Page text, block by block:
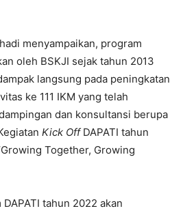
menyampaikan, program
oleh BSKJI sejak tahun 2013
langsung pada peningkatan
ke 111 IKM yang telah
dan konsultansi berupa
Kick OffDAPATI tahun
Together, Growing
tahun 2022 akan